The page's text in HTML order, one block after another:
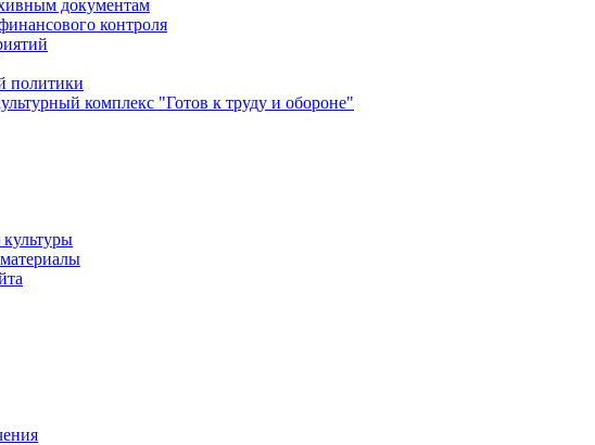
документам
контроля
политики
комплекс "Готов к труду и обороне"